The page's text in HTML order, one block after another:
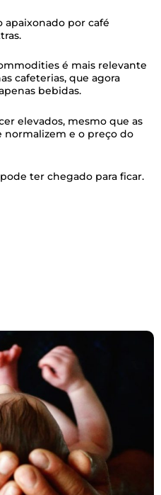
apaixonado por café
é mais relevante
cafeterias, que agora
bebidas.
elevados, mesmo que as
normalizem e o preço do
ter chegado para ficar.